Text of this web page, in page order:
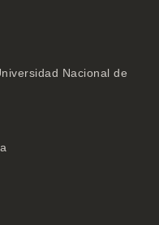
Nacional de